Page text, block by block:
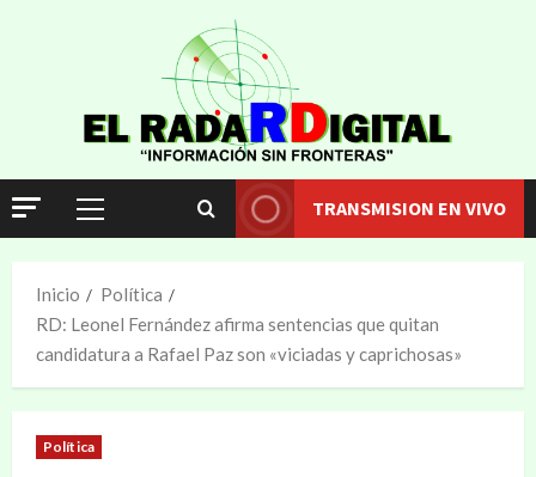
TRANSMISION EN VIVO
Inicio
Política
RD: Leonel Fernández afirma sentencias que quitan
candidatura a Rafael Paz son «viciadas y caprichosas»
Política